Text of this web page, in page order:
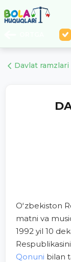
Davlat ramzlari
Oʻzbekiston
matni va
1992 yil 10
Qonuni bilan